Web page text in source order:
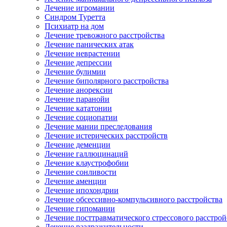
Лечение игромании
Синдром Туретта
Психиатр на дом
Лечение тревожного расстройства
Лечение панических атак
Лечение неврастении
Лечение депрессии
Лечение булимии
Лечение биполярного расстройства
Лечение анорексии
Лечение паранойи
Лечение кататонии
Лечение социопатии
Лечение мании преследования
Лечение истерических расстройств
Лечение деменции
Лечение галлюцинаций
Лечение клаустрофобии
Лечение сонливости
Лечение аменции
Лечение ипохондрии
Лечение обсессивно-компульсивного расстройства
Лечение гипомании
Лечение посттравматического стрессового